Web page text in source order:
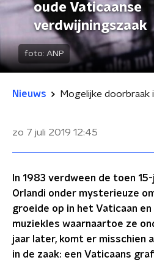
oude Vaticaanse
verdwijningszaak
foto: ANP
Nieuws
zo 7 juli 2019 12:45
In 1983 verdween de toen
Orlandi onder mysterieuze
groeide op in het Vaticaan
muziekles waarnaartoe ze
jaar later, komt er misschien
in de zaak: een Vaticaans